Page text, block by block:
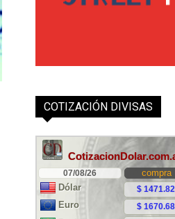
COTIZACIÓN DIVISAS